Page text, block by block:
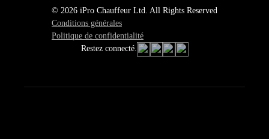
© 2026 iPro Chauffeur Ltd. All Rights Reserved
Conditions générales
Politique de confidentialité
Restez connecté.